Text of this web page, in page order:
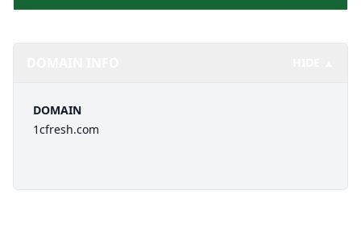
DOMAIN
1cfresh.com